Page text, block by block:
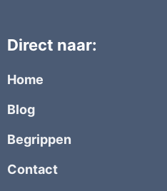
Direct naar:
Home
Blog
Begrippen
Contact